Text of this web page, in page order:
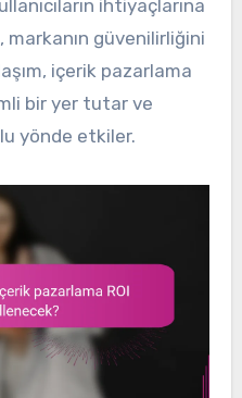
ihtiyaçlarına
güvenilirliğini
içerik pazarlama
bir yer tutar ve
yönde etkiler.